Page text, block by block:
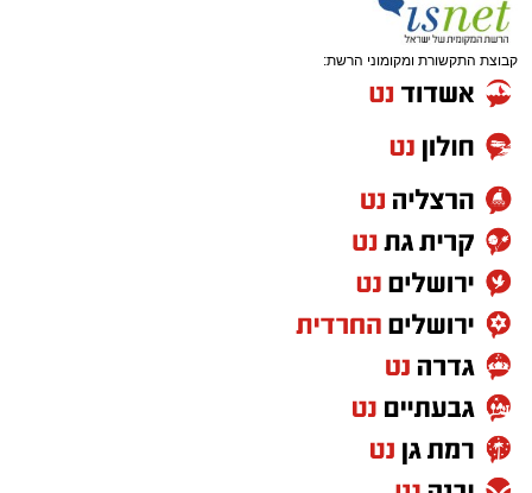
המעמד, שהתקיים ביוזמת 'מעגלים', נערך
בראשות בעל המנגן ר' דודי קאליש, שידוע
ופנימי, כשלצידו ליד השולחן הסיבו, חבושי
שטריימלך, מקהלת "נגינה" המפוארת בליווי הרכב
מוזיקלי מורחב. ואכן, בשעות הבאות נסחפו
המשתתפים על גבי צליליה הענוגים של שבת
קודש, כשהם נהנים וחווים מקרוב את יצירות
המופת ממיטב חצרות החסידות, בהן בעלזא,
ויז'ניץ, פיטסבורג, מודז'יץ ועוד.
בהמשך נשא דברים נציג הכלל חסידי בעיריה, הרב
קבוצת התקשורת ומקומוני הרשת: